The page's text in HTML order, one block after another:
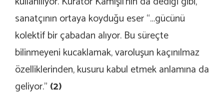
sanatçının ortaya koyduğu eser “…gücünü
kolektif bir çabadan alıyor. Bu süreçte
bilinmeyeni kucaklamak, varoluşun kaçınılmaz
özelliklerinden, kusuru kabul etmek anlamına da
geliyor.” (2)